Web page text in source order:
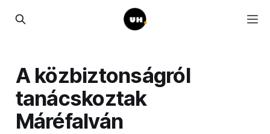
A közbiztonságról
tanácskoztak
Máréfalván